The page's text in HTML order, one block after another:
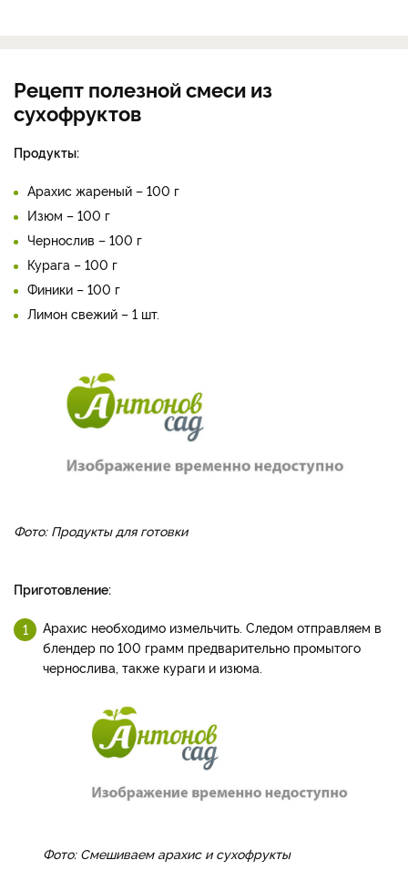
Рецепт полезной смеси из
сухофруктов
Продукты:
Арахис жареный – 100 г
Изюм – 100 г
Чернослив – 100 г
Курага – 100 г
Финики – 100 г
Лимон свежий – 1 шт.
Фото: Продукты для готовки
Приготовление:
Арахис необходимо измельчить. Следом отправляем в
блендер по 100 грамм предварительно промытого
чернослива, также кураги и изюма.
Фото: Смешиваем арахис и сухофрукты